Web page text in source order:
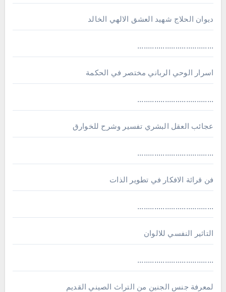
ديوان الحلاج شهيد العشق الالهي الخالد
....................................
اسرار الوحي الرباني مختصر في الحكمة
....................................
عجائب العقل البشري تفسير وشرح للخوارق
....................................
فن قرائة الافكار في تطوير الذات
....................................
التاثير النفسي للالوان
....................................
لمعرفة جنس الجنين من التراث الصيني القديم